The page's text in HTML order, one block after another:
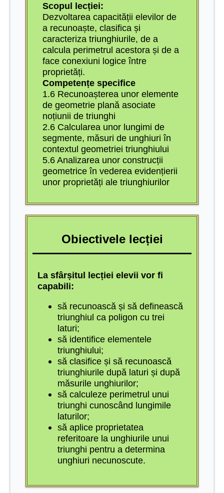
Scopul lecției:
Dezvoltarea capacității elevilor de
a recunoaște, clasifica și
caracteriza triunghiurile, de a
calcula perimetrul acestora și de a
face conexiuni logice între
proprietăți.
Competențe specifice
1.6 Recunoașterea unor elemente
de geometrie plană asociate
noțiunii de triunghi
2.6 Calcularea unor lungimi de
segmente, măsuri de unghiuri în
contextul geometriei triunghiului
5.6 Analizarea unor construcții
geometrice în vederea evidențierii
unor proprietăți ale triunghiurilor
Obiectivele lecției
La sfârșitul lecției elevii vor fi
capabili:
să recunoască și să definească
triunghiul ca poligon cu trei
laturi;
să identifice elementele
triunghiului;
să clasifice și să recunoască
triunghiurile după laturi și după
măsurile unghiurilor;
să calculeze perimetrul unui
triunghi cunoscând lungimile
laturilor;
să aplice proprietatea
referitoare la unghiurile unui
triunghi pentru a determina
unghiuri necunoscute.